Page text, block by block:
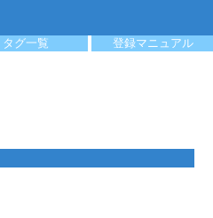
タグ一覧 登録マニュアル